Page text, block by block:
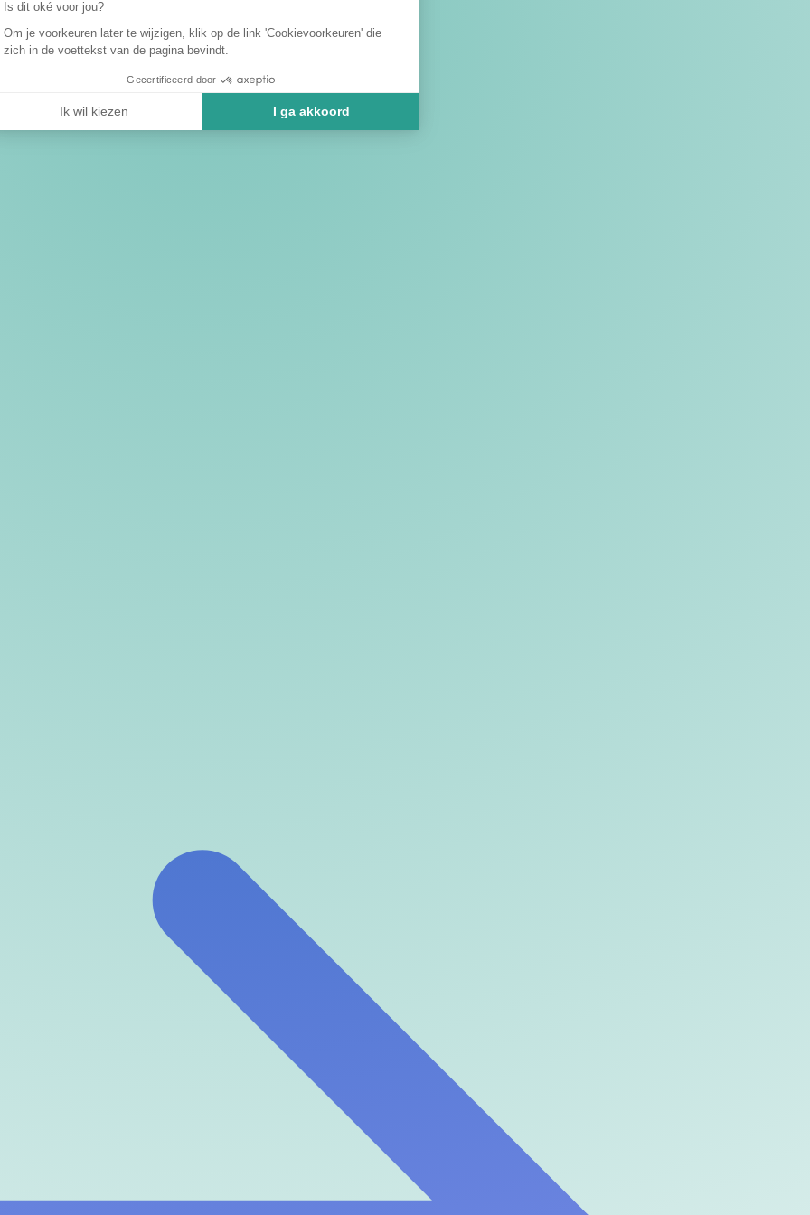
Is dit oké voor jou?
Om je voorkeuren later te wijzigen, klik op de link 'Cookievoorkeuren' die
zich in de voettekst van de pagina bevindt.
Gecertificeerd door
Ik wil kiezen I ga akkoord